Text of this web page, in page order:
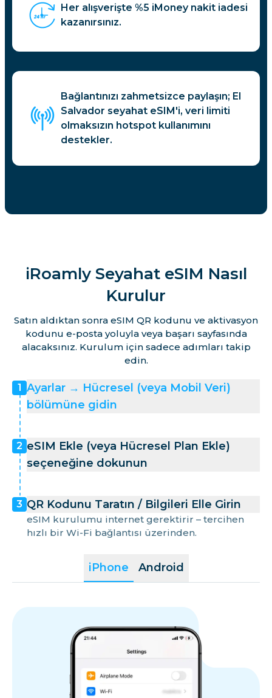
Her alışverişte %5 iMoney nakit iadesi
kazanırsınız.
Bağlantınızı zahmetsizce paylaşın; El
Salvador seyahat eSIM'i, veri limiti
olmaksızın hotspot kullanımını
destekler.
iRoamly Seyahat eSIM Nasıl
Kurulur
Satın aldıktan sonra eSIM QR kodunu ve aktivasyon
kodunu e-posta yoluyla veya başarı sayfasında
alacaksınız. Kurulum için sadece adımları takip
edin.
iPhone Android
1
Ayarlar → Hücresel (veya Mobil Veri)
bölümüne gidin
2 eSIM Ekle (veya Hücresel Plan Ekle)
seçeneğine dokunun
3 QR Kodunu Taratın / Bilgileri Elle Girin
eSIM kurulumu internet gerektirir – tercihen
hızlı bir Wi-Fi bağlantısı üzerinden.